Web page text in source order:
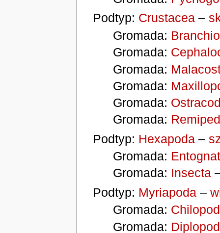
Podtyp: Crustacea–
Gromada:
Gromada:
Gromada:
Gromada:
Gromada:
Gromada:
Podtyp: Hexapoda–
Gromada:
Gromada: Insecta
Podtyp: Myriapoda–
Gromada:
Gromada: